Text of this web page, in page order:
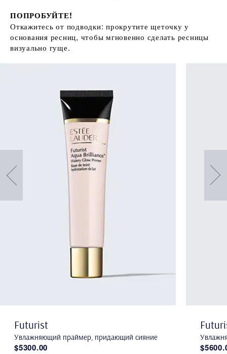
ПОПРОБУЙТЕ!
Откажитесь от подводки: прокрутите щеточку у
основания ресниц, чтобы мгновенно сделать ресницы
визуально гуще.
Futurist
Увлажняющий праймер, придающий сияние
$5300.00